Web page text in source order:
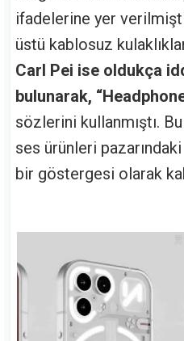
ifadelerine yer
üstü kablosuz
Carl Pei ise oldukça
bulunarak,
sözlerini kullanmıştı.
ses ürünleri pazarındaki
bir göstergesi olarak